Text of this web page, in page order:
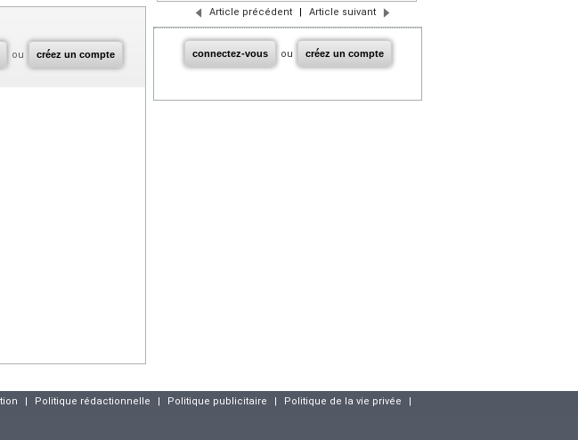
ou créez un compte
Article précédent | Article suivant
connectez-vous ou créez un compte
| Politique rédactionnelle | Politique publicitaire | Politique de la vie privée |